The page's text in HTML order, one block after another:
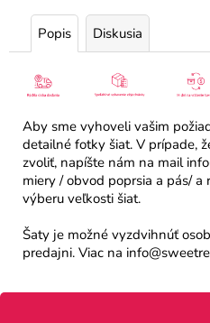
Popis Diskusia
Aby sme vyhoveli vašim
detailné fotky šiat. V prípade,
zvoliť, napíšte nám na mail
miery / obvod poprsia a pás/
výberu veľkosti šiat.
Šaty je možné vyzdvihnúť
predajni. Viac na
Z